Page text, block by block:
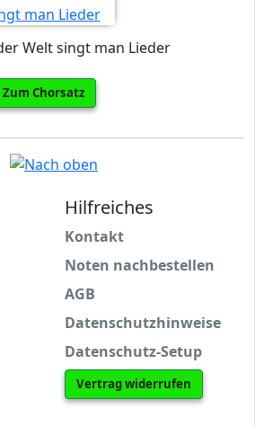
Welt singt man Lieder
Zum Chorsatz
Hilfreiches
Kontakt
Noten nachbestellen
AGB
Datenschutzhinweise
Datenschutz-Setup
Vertrag widerrufen